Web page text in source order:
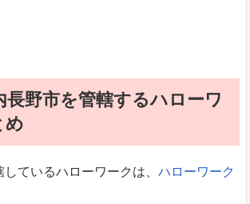
長野市を管轄するハローワ
め
ているハローワークは、 ハローワーク